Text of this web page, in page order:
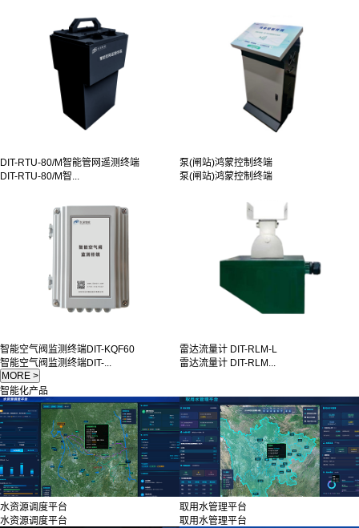
DIT-RTU-80/M智能管网遥测终端
DIT-RTU-80/M智...
泵(闸站)鸿蒙控制终端
泵(闸站)鸿蒙控制终端
智能空气阀监测终端DIT-KQF60
智能空气阀监测终端DIT-...
雷达流量计 DIT-RLM-L
雷达流量计 DIT-RLM...
智能化产品
水资源调度平台
水资源调度平台
取用水管理平台
取用水管理平台